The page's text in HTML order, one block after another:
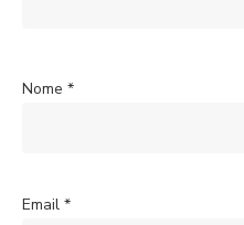
Nome *
Email *